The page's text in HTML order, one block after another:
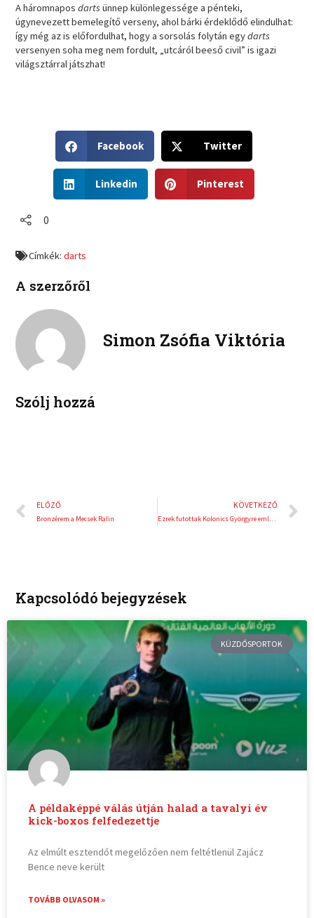
A háromnaposdartsünnep különlegessége a pénteki,
úgynevezett bemelegítő verseny, ahol bárki érdeklődő elindulhat:
így még az is előfordulhat, hogy a sorsolás folytán egydarts
versenyen soha meg nem fordult, „utcáról beeső civil” is igazi
világsztárral játszhat!
h
r
b
o
Facebook
h
Twitter
h
n
i
k
n
Linkedin
h
r
Pinterest
0
Címkék:darts
A szerzőről
Simon Zsófia Viktória
Szólj hozzá
Előző
ELŐZŐ
Bronzérem a Mecsek Ralin
KÖVETKEZŐ
Ezrek futottak Kolonics Györgyre emlékezve a forradalom napján
Kapcsolódó bejegyzések
KÜZDŐSPORTOK
A példaképpé válás útján halad a tavalyi év
kick-boxos felfedezettje
Az elmúlt esztendőt megelőzően nem feltétlenül Zajácz
Bence neve került
TOVÁBB OLVASOM »